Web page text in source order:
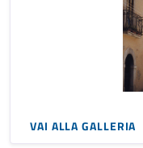
VAI ALLA GALLERIA